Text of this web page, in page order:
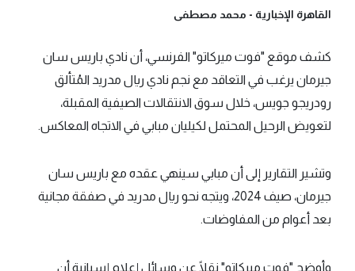
القاهرة الإخبارية - محمد مصطفى
كشف موقع "فوت ميركاتو" الفرنسي، أن نادي باريس سان
جيرمان يرغب في التعاقد مع نجم نادي ريال مدريد المُتألق
رودريجو جويس، خلال سوق الانتقالات الصيفية المقبلة،
لتعويض الرحيل المحتمل لكيليان مبابي في الاتجاه المعاكس.
وتشير التقارير إلى أن مبابي سينهي عقده مع باريس سان
جيرمان، صيف 2024، ويتجه نحو ريال مدريد في صفقة مجانية
بعد أعوام من المفاوضات.
وأوضح "فوت ميركاتو" نقلًا عن وسائل إعلام إسبانية أن